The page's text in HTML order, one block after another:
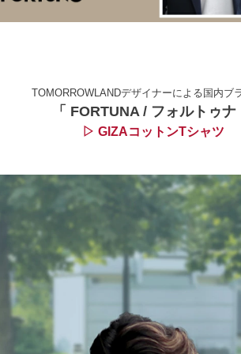
TOMORROWLANDデザイナーによる国内ブ
「 FORTUNA / フォルトゥナ
▷ GIZAコットンTシャツ